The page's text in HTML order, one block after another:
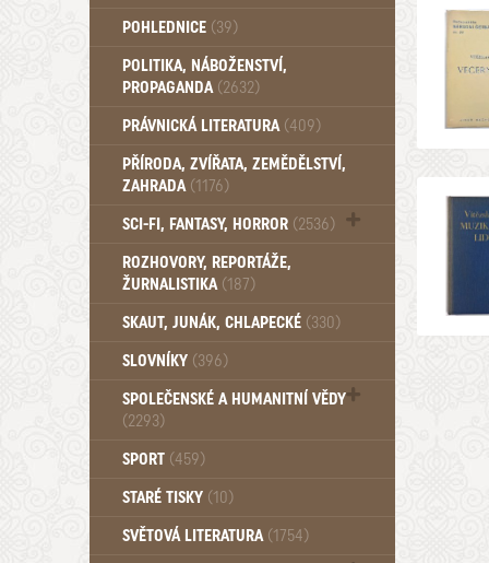
Pro děti a mládež (2887)
Pohádky, Dětské - Od roku 1949 (257)
POHLEDNICE (39)
POLITIKA, NÁBOŽENSTVÍ,
PROPAGANDA (2632)
PRÁVNICKÁ LITERATURA (409)
PŘÍRODA, ZVÍŘATA, ZEMĚDĚLSTVÍ,
ZAHRADA (1176)
SCI-FI, FANTASY, HORROR (2536)
UFO (14)
ROZHOVORY, REPORTÁŽE,
ŽURNALISTIKA (187)
SKAUT, JUNÁK, CHLAPECKÉ (330)
SLOVNÍKY (396)
SPOLEČENSKÉ A HUMANITNÍ VĚDY
(2293)
Pedagogika (191)
Psychologie a osobní rozvoj (762)
SPORT (459)
STARÉ TISKY (10)
SVĚTOVÁ LITERATURA (1754)